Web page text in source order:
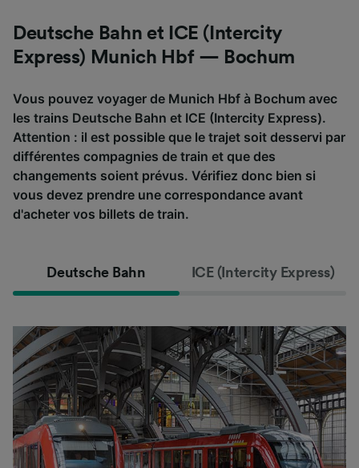
Deutsche Bahn et ICE (Intercity
Express) Munich Hbf — Bochum
Vous pouvez voyager de Munich Hbf à Bochum avec
les trains Deutsche Bahn et ICE (Intercity Express).
Attention : il est possible que le trajet soit desservi par
différentes compagnies de train et que des
changements soient prévus. Vérifiez donc bien si
vous devez prendre une correspondance avant
d'acheter vos billets de train.
Deutsche Bahn ICE (Intercity Express)